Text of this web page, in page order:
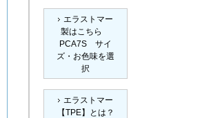
エラストマー
製はこちら
PCA7S サイ
ズ・お色味を選
択
エラストマー
【TPE】とは？